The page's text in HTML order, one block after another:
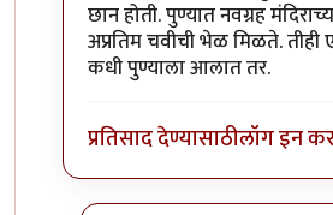
छान होती. पुण्यात नवग्रह
अप्रतिम चवीची भेळ मिळते.
कधी पुण्याला आलात तर.
प्रतिसाद देण्यासाठीलॉग इन